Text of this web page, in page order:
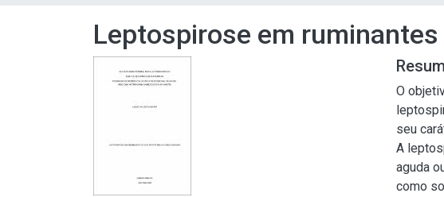
Leptospirose em
O
seu
A
aguda
como